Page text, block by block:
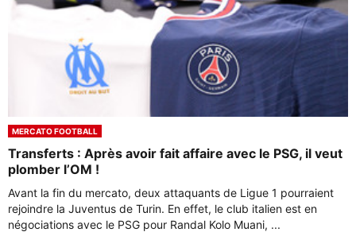
MERCATO FOOTBALL
Transferts : Après avoir fait affaire avec le PSG, il veut
plomber l’OM !
Avant la fin du mercato, deux attaquants de Ligue 1 pourraient
rejoindre la Juventus de Turin. En effet, le club italien est en
négociations avec le PSG pour Randal Kolo Muani, ...